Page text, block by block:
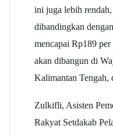
ini juga lebih
dibandingkan dengan
mencapai Rp189
akan dibangun di
Kalimantan Tengah,
Zulkifli, Asisten
Rakyat Setdakab